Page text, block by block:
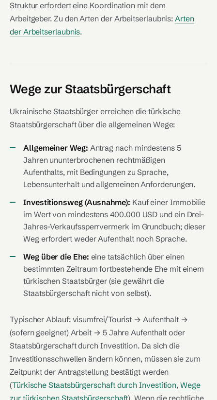
Struktur erfordert eine Koordination mit dem
Arbeitgeber. Zu den Arten der Arbeitserlaubnis:Arten
der Arbeitserlaubnis.
Wege zur Staatsbürgerschaft
Ukrainische Staatsbürger erreichen die türkische
Staatsbürgerschaft über die allgemeinen Wege:
Allgemeiner Weg: Antrag nach mindestens 5
Jahren ununterbrochenen rechtmäßigen
Aufenthalts, mit Bedingungen zu Sprache,
Lebensunterhalt und allgemeinen Anforderungen.
Investitionsweg (Ausnahme): Kauf einer Immobilie
im Wert von mindestens 400.000 USD und ein Drei-
Jahres-Verkaufssperrvermerk im Grundbuch; dieser
Weg erfordert weder Aufenthalt noch Sprache.
Weg über die Ehe: eine tatsächlich über einen
bestimmten Zeitraum fortbestehende Ehe mit einem
türkischen Staatsbürger (sie gewährt die
Staatsbürgerschaft nicht von selbst).
Typischer Ablauf: visumfrei/Tourist → Aufenthalt →
(sofern geeignet) Arbeit → 5 Jahre Aufenthalt oder
Staatsbürgerschaft durch Investition. Da sich die
Investitionsschwellen ändern können, müssen sie zum
Zeitpunkt der Antragstellung bestätigt werden
(Türkische Staatsbürgerschaft durch Investition,Wege
zur türkischen Staatsbürgerschaft). Wenn die rechtliche